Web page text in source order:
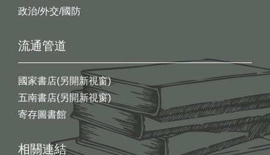
政治/外交/國防
流通管道
國家書店(另開新視窗)
五南書店(另開新視窗)
寄存圖書館
相關連結